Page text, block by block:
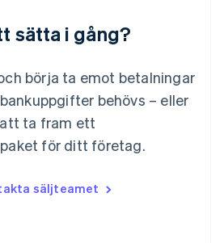
sätta i gång?
börja ta emot betalningar
behövs – eller
ta fram ett
för ditt företag.
säljteamet